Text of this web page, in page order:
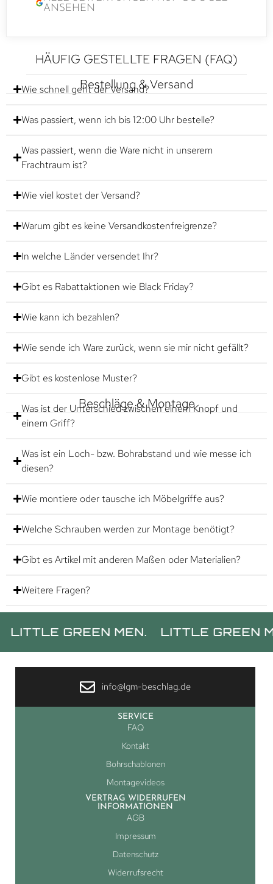
ANSEHEN
HÄUFIG GESTELLTE FRAGEN (FAQ)
Bestellung & Versand
Wie schnell geht der Versand?
Was passiert, wenn ich bis 12:00 Uhr bestelle?
Was passiert, wenn die Ware nicht in unserem
Frachtraum ist?
Wie viel kostet der Versand?
Warum gibt es keine Versandkostenfreigrenze?
In welche Länder versendet Ihr?
Gibt es Rabattaktionen wie Black Friday?
Wie kann ich bezahlen?
Wie sende ich Ware zurück, wenn sie mir nicht gefällt?
Gibt es kostenlose Muster?
Beschläge & Montage
Was ist der Unterschied zwischen einem Knopf und
einem Griff?
Was ist ein Loch- bzw. Bohrabstand und wie messe ich
diesen?
Wie montiere oder tausche ich Möbelgriffe aus?
Welche Schrauben werden zur Montage benötigt?
Gibt es Artikel mit anderen Maßen oder Materialien?
Weitere Fragen?
GREEN MEN. LITTLE GREEN MEN.
info@lgm-beschlag.de
SERVICE
FAQ
Kontakt
Bohrschablonen
Montagevideos
VERTRAG WIDERRUFEN
INFORMATIONEN
AGB
Impressum
Datenschutz
Widerrufsrecht